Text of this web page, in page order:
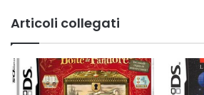
Articoli collegati